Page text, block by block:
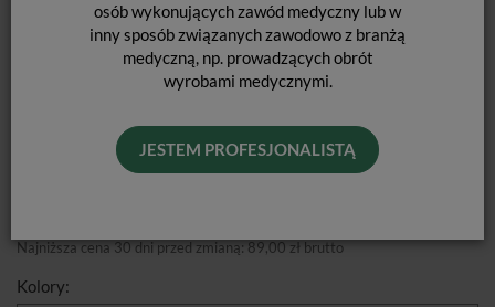
osób wykonujących zawód medyczny lub w
inny sposób związanych zawodowo z branżą
medyczną, np. prowadzących obrót
wyrobami medycznymi.
JESTEM PROFESJONALISTĄ
CHARISMA OPAL FLOW / 1,8G
KULZER
Jest
Najniższa cena 30 dni przed zmianą: 89,00 zł brutto
Kolory: